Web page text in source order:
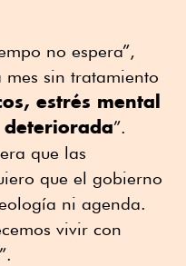
no espera”,
sin tratamiento
estrés mental
”.
que las
que el gobierno
ni agenda.
vivir con